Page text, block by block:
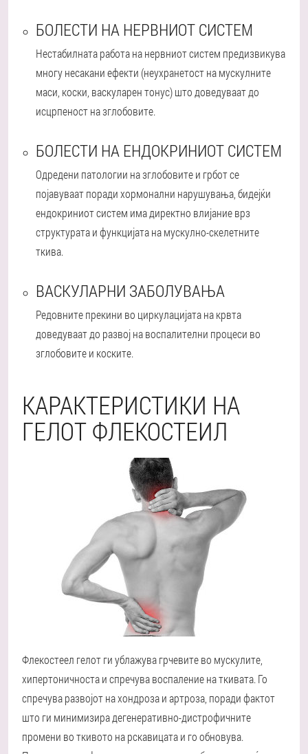
БОЛЕСТИ НА НЕРВНИОТ СИСТЕМ
Нестабилната работа на нервниот систем предизвикува
многу несакани ефекти (неухранетост на мускулните
маси, коски, васкуларен тонус) што доведуваат до
исцрпеност на зглобовите.
БОЛЕСТИ НА ЕНДОКРИНИОТ СИСТЕМ
Одредени патологии на зглобовите и грбот се
појавуваат поради хормонални нарушувања, бидејќи
ендокриниот систем има директно влијание врз
структурата и функцијата на мускулно-скелетните
ткива.
ВАСКУЛАРНИ ЗАБОЛУВАЊА
Редовните прекини во циркулацијата на крвта
доведуваат до развој на воспалителни процеси во
зглобовите и коските.
КАРАКТЕРИСТИКИ НА
ГЕЛОТ ФЛЕКОСТЕИЛ
Флекостеел гелот ги ублажува грчевите во мускулите,
хипертоничноста и спречува воспаление на ткивата. Го
спречува развојот на хондроза и артроза, поради фактот
што ги минимизира дегенеративно-дистрофичните
промени во ткивото на рскавицата и го обновува.